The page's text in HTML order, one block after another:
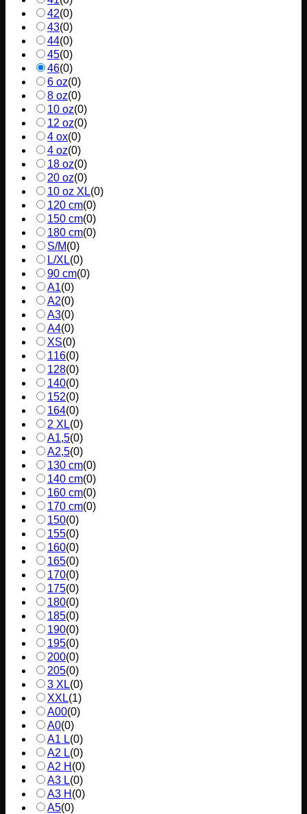
42(0)
43(0)
44(0)
45(0)
46(0)
6 oz(0)
8 oz(0)
10 oz(0)
12 oz(0)
4 ox(0)
4 oz(0)
18 oz(0)
20 oz(0)
10 oz XL(0)
120 cm(0)
150 cm(0)
180 cm(0)
S/M(0)
L/XL(0)
90 cm(0)
A1(0)
A2(0)
A3(0)
A4(0)
XS(0)
116(0)
128(0)
140(0)
152(0)
164(0)
2 XL(0)
A1,5(0)
A2,5(0)
130 cm(0)
140 cm(0)
160 cm(0)
170 cm(0)
150(0)
155(0)
160(0)
165(0)
170(0)
175(0)
180(0)
185(0)
190(0)
195(0)
200(0)
205(0)
3 XL(0)
XXL(1)
A00(0)
A0(0)
A1 L(0)
A2 L(0)
A2 H (0)
A3 L(0)
A3 H (0)
A5(0)